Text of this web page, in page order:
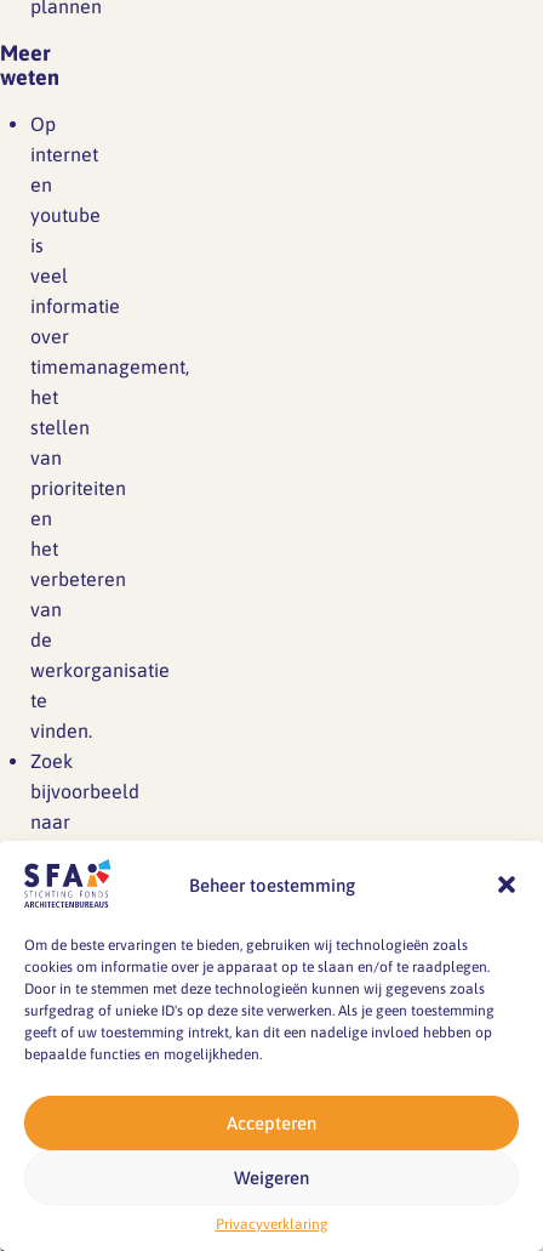
Beheer toestemming
Om de beste ervaringen te bieden, gebruiken wij technologieën zoals
cookies om informatie over je apparaat op te slaan en/of te raadplegen.
Door in te stemmen met deze technologieën kunnen wij gegevens zoals
surfgedrag of unieke ID's op deze site verwerken. Als je geen toestemming
geeft of uw toestemming intrekt, kan dit een nadelige invloed hebben op
bepaalde functies en mogelijkheden.
Accepteren
Weigeren
Privacyverklaring
plannen
Meer
weten
Op
internet
en
youtube
is
veel
informatie
over
timemanagement,
het
stellen
van
prioriteiten
en
het
verbeteren
van
de
werkorganisatie
te
vinden.
Zoek
bijvoorbeeld
naar
bij
je
past
via
de
startpagina
voor
timemanagement.
Wat